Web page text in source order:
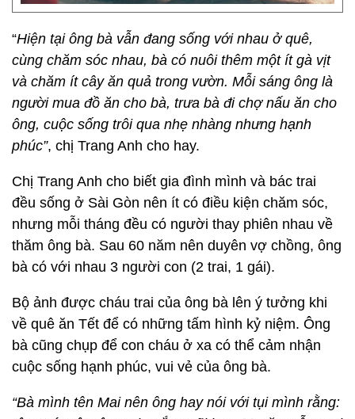
“Hiện tại ông bà vẫn đang sống với nhau ở quê,
cùng chăm sóc nhau, bà có nuôi thêm một ít gà vịt
và chăm ít cây ăn quả trong vườn. Mỗi sáng ông là
người mua đồ ăn cho bà, trưa bà đi chợ nấu ăn cho
ông, cuộc sống trôi qua nhẹ nhàng nhưng hạnh
phúc”, chị Trang Anh cho hay.
Chị Trang Anh cho biết gia đình mình và bác trai
đều sống ở Sài Gòn nên ít có điều kiện chăm sóc,
nhưng mỗi tháng đều có người thay phiên nhau về
thăm ông bà. Sau 60 năm nên duyên vợ chồng, ông
bà có với nhau 3 người con (2 trai, 1 gái).
Bộ ảnh được cháu trai của ông bà lên ý tưởng khi
về quê ăn Tết để có những tấm hình kỷ niệm. Ông
bà cũng chụp để con cháu ở xa có thể cảm nhận
cuộc sống hạnh phúc, vui vẻ của ông bà.
“Bà mình tên Mai nên ông hay nói với tụi mình rằng: